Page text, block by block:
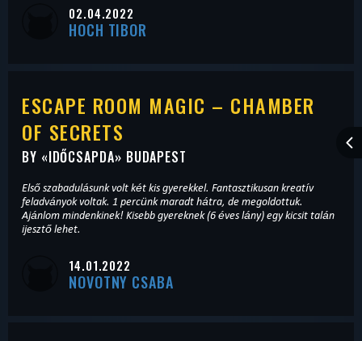
02.04.2022
HOCH TIBOR
ESCAPE ROOM MAGIC – CHAMBER
OF SECRETS
BY «IDŐCSAPDA» BUDAPEST
Első szabadulásunk volt két kis gyerekkel. Fantasztikusan kreatív
feladványok voltak. 1 percünk maradt hátra, de megoldottuk.
Ajánlom mindenkinek! Kisebb gyereknek (6 éves lány) egy kicsit talán
ijesztő lehet.
14.01.2022
NOVOTNY CSABA